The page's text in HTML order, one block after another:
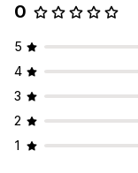
0
5
4
3
2
1